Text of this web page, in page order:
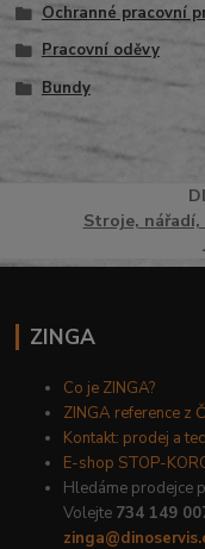
Ochranné pracovní
Pracovní oděvy
Bundy
Stroje,
ZINGA
Co je ZINGA?
ZINGA reference z
Kontakt: prodej a
E-shop STOP-
Hledáme prodejce
Volejte 734 149